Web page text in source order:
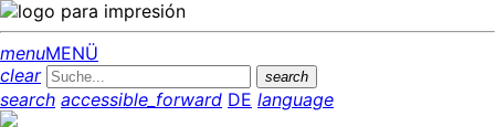
menuMENÜ
clear
search
search accessible_forward DE language